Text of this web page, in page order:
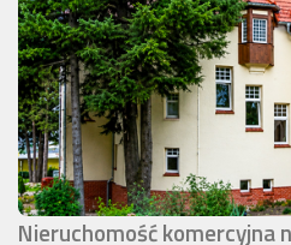
Nieruchomość komercyjna